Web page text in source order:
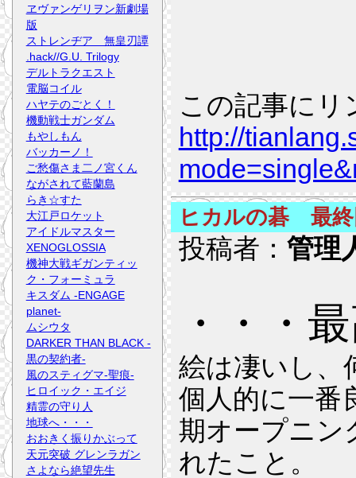
この記事にリ
http://
ヒカルの碁 最
投稿者： 管理
・・・
絵は凄いし、
個人的に一番
期オープニングの「Get
れたこと。
ヱヴァンゲリヲン新劇場
版
ストレンヂア 無皇刃譚
.hack//G.U. Trilogy
デルトラクエスト
電脳コイル
ハヤテのごとく！
機動戦士ガンダム
もやしもん
バッカーノ！
ご愁傷さま二ノ宮くん
ながされて藍蘭島
らき☆すた
大江戸ロケット
アイドルマスター
XENOGLOSSIA
機神大戦ギガンティッ
ク・フォーミュラ
キスダム -ENGAGE
planet-
ムシウタ
DARKER THAN BLACK -
黒の契約者-
風のスティグマ-聖痕-
ヒロイック・エイジ
精霊の守り人
地球へ・・・
おおきく振りかぶって
天元突破 グレンラガン
さよなら絶望先生